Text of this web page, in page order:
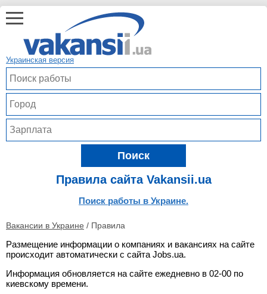
Украинская версия
Поиск
Правила сайта Vakansii.ua
Поиск работы в Украине.
Вакансии в Украине / Правила
Размещение информации о компаниях и вакансиях на сайте
происходит автоматически с сайта Jobs.ua.
Информация обновляется на сайте ежедневно в 02-00 по
киевскому времени.